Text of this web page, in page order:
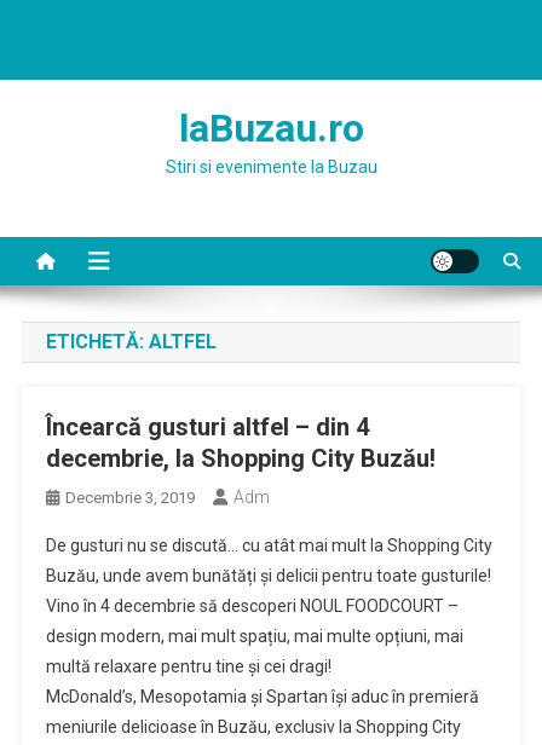
laBuzau.ro
Stiri si evenimente la Buzau
ETICHETĂ: ALTFEL
Încearcă gusturi altfel – din 4
decembrie, la Shopping City Buzău!
Decembrie 3, 2019 Adm
De gusturi nu se discută… cu atât mai mult la Shopping City
Buzău, unde avem bunătăți și delicii pentru toate gusturile!
Vino în 4 decembrie să descoperi NOUL FOODCOURT –
design modern, mai mult spațiu, mai multe opțiuni, mai
multă relaxare pentru tine și cei dragi!
McDonald’s, Mesopotamia și Spartan își aduc în premieră
meniurile delicioase în Buzău, exclusiv la Shopping City